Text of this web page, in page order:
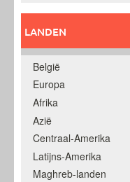
LANDEN
België
Europa
Afrika
Azië
Centraal-Amerika
Latijns-Amerika
Maghreb-landen